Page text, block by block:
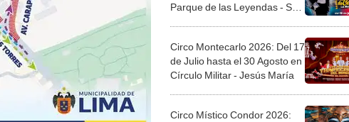
Parque de las Leyendas - San
Circo Montecarlo 2026: Del 17
de Julio hasta el 30 Agosto en
Círculo Militar - Jesús María
Circo Místico Condor 2026: